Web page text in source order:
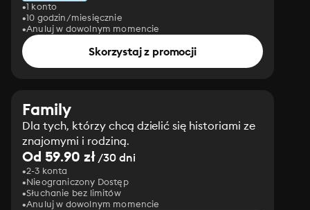
1 konto
10 godzin/miesięcznie
Anuluj w dowolnym momencie
Skorzystaj z promocji
Family
Dla tych, którzy chcą dzielić się historiami ze
znajomymi i rodziną.
Od 59.90 zł/30 dni
2-3 konta
Nieograniczony Dostęp
Słuchanie bez limitów
Anuluj w dowolnym momencie